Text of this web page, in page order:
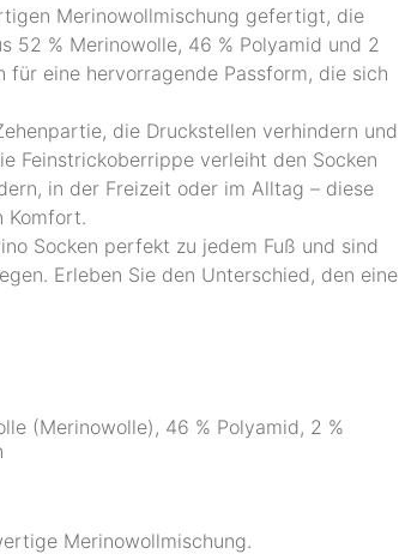
Merinowollmischung gefertigt, die
52 % Merinowolle, 46 % Polyamid und 2
für eine hervorragende Passform, die sich
die Druckstellen verhindern und
Feinstrickoberrippe verleiht den Socken
in der Freizeit oder im Alltag – diese
Komfort.
Socken perfekt zu jedem Fuß und sind
Erleben Sie den Unterschied, den eine
(Merinowolle), 46 % Polyamid, 2 %
Merinowollmischung.